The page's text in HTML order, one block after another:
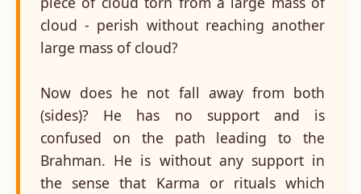
cloud - perish without reaching another
large mass of cloud?
Now does he not fall away from both
(sides)? He has no support and is
confused on the path leading to the
Brahman. He is without any support in
the sense that Karma or rituals which